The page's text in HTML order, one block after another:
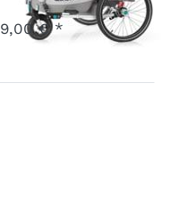
Vergriffen
€ *